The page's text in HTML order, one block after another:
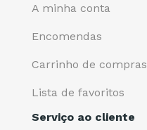
A minha conta
Encomendas
Carrinho de compras
Lista de favoritos
Serviço ao cliente